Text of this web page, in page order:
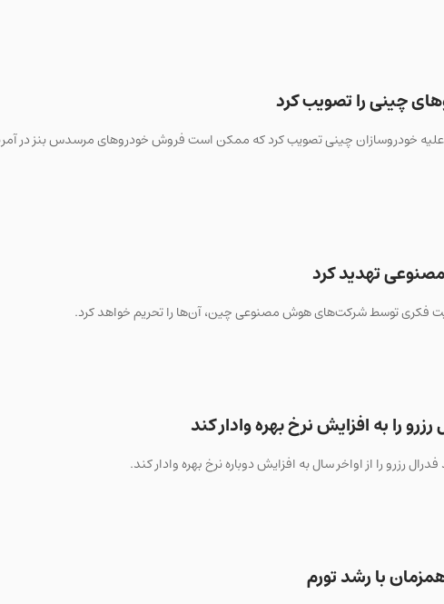
چینی را تصویب کرد
خودروسازان چینی تصویب کرد که ممکن است فروش خودروهای مرسدس بنز در
تهدید کرد
فکری توسط شرکت‌های هوش مصنوعی چین، آن‌ها را تحریم خواهد کرد.
را به افزایش نرخ بهره وادار کند
رزرو را از اواخر سال به افزایش دوباره نرخ بهره وادار کند.
با رشد تورم